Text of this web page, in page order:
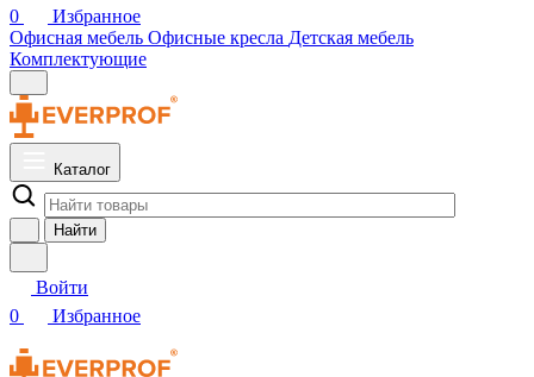
0
Избранное
Офисная мебель Офисные кресла Детская мебель
Комплектующие
Каталог
Найти
Войти
0
Избранное